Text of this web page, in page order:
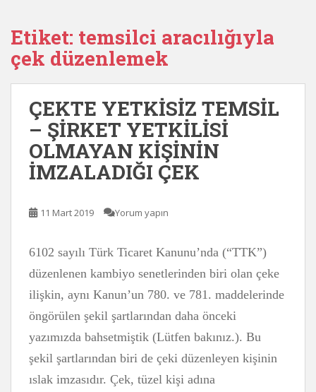
Etiket: temsilci aracılığıyla
çek düzenlemek
ÇEKTE YETKİSİZ TEMSİL
– ŞİRKET YETKİLİSİ
OLMAYAN KİŞİNİN
İMZALADIĞI ÇEK
11 Mart 2019 Yorum yapın
6102 sayılı Türk Ticaret Kanunu’nda (“TTK”)
düzenlenen kambiyo senetlerinden biri olan çeke
ilişkin, aynı Kanun’un 780. ve 781. maddelerinde
öngörülen şekil şartlarından daha önceki
yazımızda bahsetmiştik (Lütfen bakınız.). Bu
şekil şartlarından biri de çeki düzenleyen kişinin
ıslak imzasıdır. Çek, tüzel kişi adına